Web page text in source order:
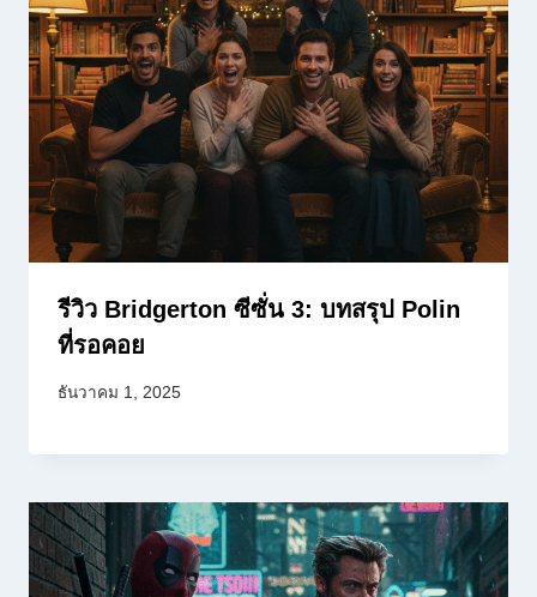
รีวิว Bridgerton ซีซั่น 3: บทสรุป Polin
ที่รอคอย
ธันวาคม 1, 2025